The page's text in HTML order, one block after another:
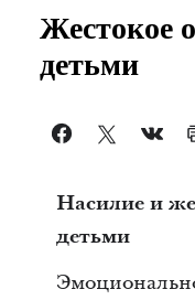
Жестокое
детьми
Насилие и
детьми